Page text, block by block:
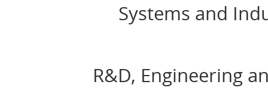
Systems and
R&D, Engineering